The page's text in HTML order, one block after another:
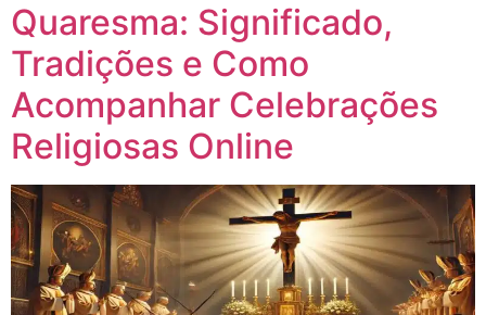
Quaresma: Significado,
Tradições e Como
Acompanhar Celebrações
Religiosas Online